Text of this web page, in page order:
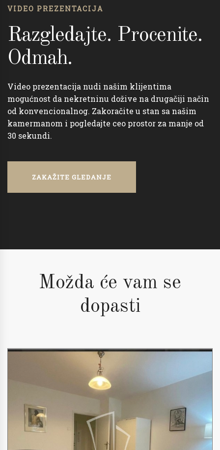
VIDEO PREZENTACIJA
Razgledajte. Procenite.
Odmah.
Video prezentacija nudi našim klijentima
mogućnost da nekretninu dožive na drugačiji način
od konvencionalnog. Zakoračite u stan sa našim
kamermanom i pogledajte ceo prostor za manje od
30 sekundi.
ZAKAŽITE GLEDANJE
Možda će vam se
dopasti